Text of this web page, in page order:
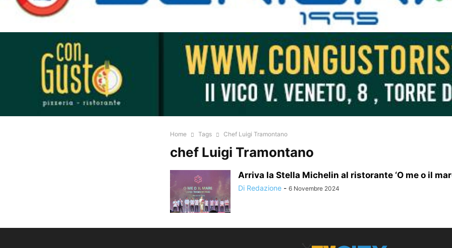
Home Tags Chef Luigi Tramontano
chef Luigi Tramontano
Arriva la Stella Michelin al ristorante ‘O me o il
Di Redazione - 6 Novembre 2024